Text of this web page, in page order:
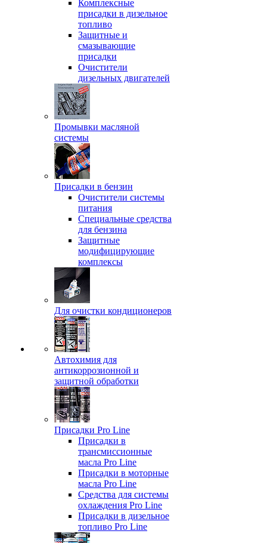
Комплексные
присадки в дизельное
топливо
Защитные и
смазывающие
присадки
Очистители
дизельных двигателей
Промывки масляной
системы
Присадки в бензин
Очистители системы
питания
Специальные срeдства
для бензина
Защитные
модифицирующие
комплексы
Для очистки кондиционеров
Автохимия для
антикоррозионной и
защитной обработки
Присадки Pro Line
Присадки в
трансмиссионные
масла Pro Line
Присадки в моторные
масла Pro Line
Средства для системы
охлаждения Pro Line
Присадки в дизельное
топливо Pro Line